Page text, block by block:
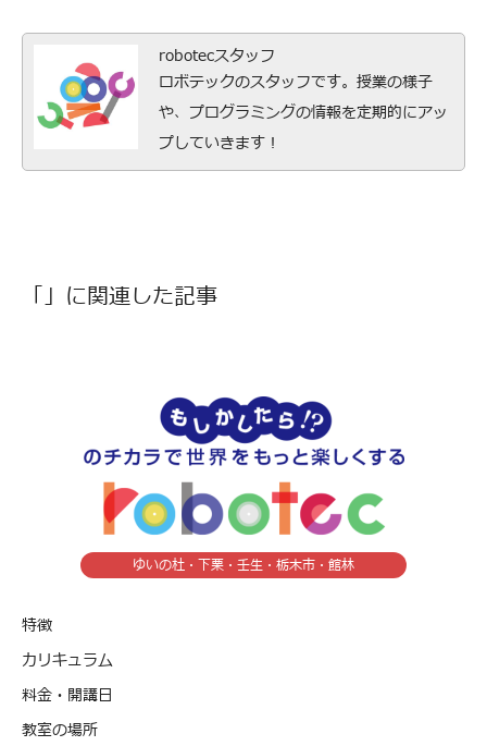
robotecスタッフ
ロボテックのスタッフです。授業の様子
や、プログラミングの情報を定期的にアッ
プしていきます！
「」に関連した記事
ゆいの杜・下栗・壬生・栃木市・館林
特徴
カリキュラム
料金・開講日
教室の場所